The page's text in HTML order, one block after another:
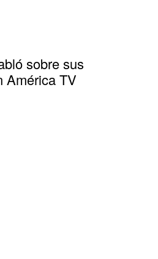
sobre sus
América TV